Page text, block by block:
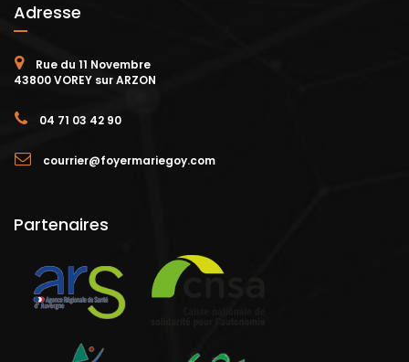
Adresse
Rue du 11 Novembre
43800 VOREY sur ARZON
04 71 03 42 90
courrier@foyermariegoy.com
Partenaires